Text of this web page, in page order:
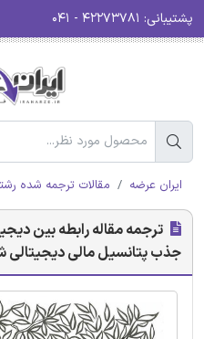
پشتیبانی:
ایران عرضه مقالات ترجمه شده
ترجمه مقاله رابطه بین
جذب پتانسیل مالی دیجیتالی